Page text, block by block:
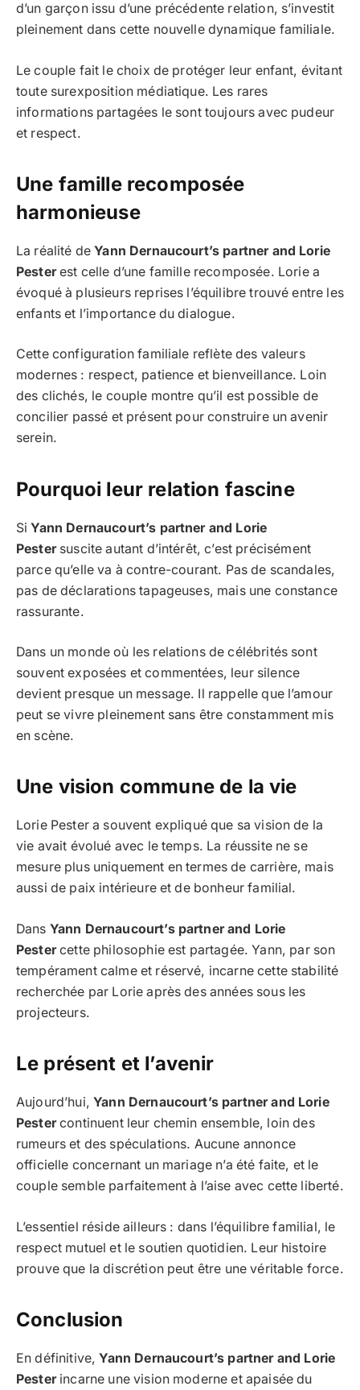
d’un garçon issu d’une précédente relation, s’investit
pleinement dans cette nouvelle dynamique familiale.
Le couple fait le choix de protéger leur enfant, évitant
toute surexposition médiatique. Les rares
informations partagées le sont toujours avec pudeur
et respect.
Une famille recomposée
harmonieuse
La réalité deYann Dernaucourt’s partner and Lorie
Pesterest celle d’une famille recomposée. Lorie a
évoqué à plusieurs reprises l’équilibre trouvé entre les
enfants et l’importance du dialogue.
Cette configuration familiale reflète des valeurs
modernes : respect, patience et bienveillance. Loin
des clichés, le couple montre qu’il est possible de
concilier passé et présent pour construire un avenir
serein.
Pourquoi leur relation fascine
SiYann Dernaucourt’s partner and Lorie
Pestersuscite autant d’intérêt, c’est précisément
parce qu’elle va à contre-courant. Pas de scandales,
pas de déclarations tapageuses, mais une constance
rassurante.
Dans un monde où les relations de célébrités sont
souvent exposées et commentées, leur silence
devient presque un message. Il rappelle que l’amour
peut se vivre pleinement sans être constamment mis
en scène.
Une vision commune de la vie
Lorie Pester a souvent expliqué que sa vision de la
vie avait évolué avec le temps. La réussite ne se
mesure plus uniquement en termes de carrière, mais
aussi de paix intérieure et de bonheur familial.
Dans Yann Dernaucourt’s partner and Lorie
Pestercette philosophie est partagée. Yann, par son
tempérament calme et réservé, incarne cette stabilité
recherchée par Lorie après des années sous les
projecteurs.
Le présent et l’avenir
Aujourd’hui,Yann Dernaucourt’s partner and Lorie
Pestercontinuent leur chemin ensemble, loin des
rumeurs et des spéculations. Aucune annonce
officielle concernant un mariage n’a été faite, et le
couple semble parfaitement à l’aise avec cette liberté.
L’essentiel réside ailleurs : dans l’équilibre familial, le
respect mutuel et le soutien quotidien. Leur histoire
prouve que la discrétion peut être une véritable force.
Conclusion
En définitive,Yann Dernaucourt’s partner and Lorie
Pesterincarne une vision moderne et apaisée du